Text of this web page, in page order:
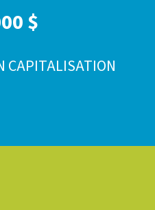
$
CAPITALISATION